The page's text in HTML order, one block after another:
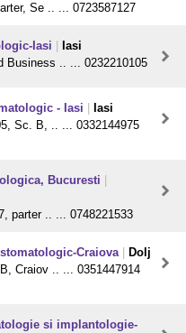
Se .. ... 0723587127
Iasi
Iasi
Business .. ... 0232210105
- Iasi
Iasi
Sc. B, .. ... 0332144975
Bucuresti
parter .. ... 0748221533
Craiova
Dolj
Craiov .. ... 0351447914
si implantologie-